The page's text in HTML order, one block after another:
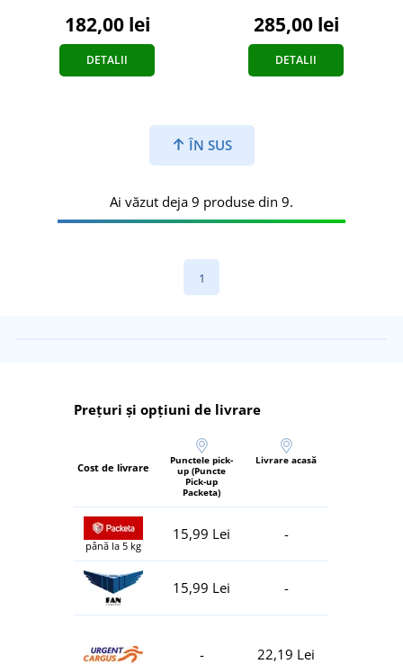
182,00 lei
DETALII
285,00 lei
DETALII
ÎN SUS
Ai văzut deja 9 produse din 9.
1
Prețuri și opțiuni de livrare
Cost de livrare
Punctele pick-
up (Puncte
Pick-up
Packeta)
Livrare acasă
până la 5 kg
15,99 Lei -
15,99 Lei -
- 22,19 Lei